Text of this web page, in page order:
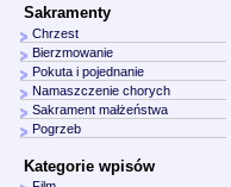
Sakramenty
Chrzest
Bierzmowanie
Pokuta i pojednanie
Namaszczenie chorych
Sakrament małżeństwa
Pogrzeb
Kategorie wpisów